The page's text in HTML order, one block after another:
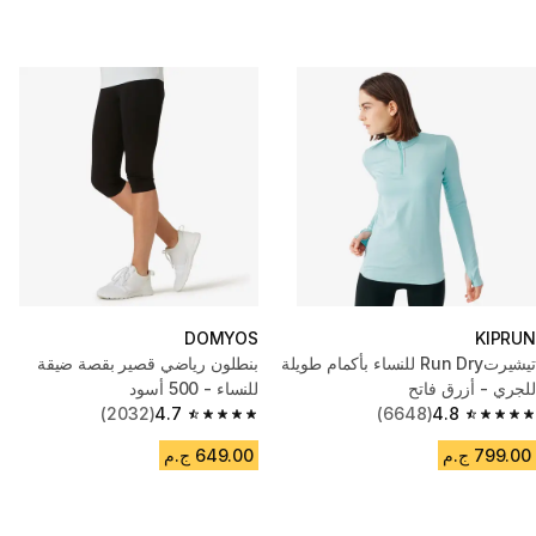
KIPRUN
تيشيرتRun Dry للنساء بأكمام طويلة
للجري - أزرق فاتح
4.8
4.8 out of 5 stars from 6648 reviews
(6648)
799.00 ج.م
DOMYOS
بنطلون رياضي قصير بقصة ضيقة
للنساء - 500 أسود
4.7
4.7 out of 5 stars from 2032 reviews
(2032)
649.00 ج.م